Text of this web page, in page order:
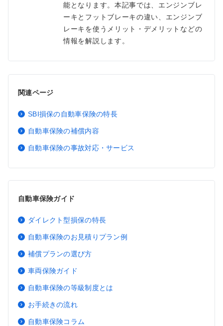
能となります。本記事では、エンジンブレ
ーキとフットブレーキの違い、エンジンブ
レーキを使うメリット・デメリットなどの
情報を解説します。
関連ページ
SBI損保の自動車保険の特長
自動車保険の補償内容
自動車保険の事故対応・サービス
自動車保険ガイド
ダイレクト型損保の特長
自動車保険のお見積りプラン例
補償プランの選び方
車両保険ガイド
自動車保険の等級制度とは
お手続きの流れ
自動車保険コラム